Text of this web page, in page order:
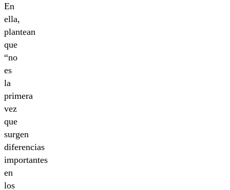
En
ella,
plantean
que
“no
es
la
primera
vez
que
surgen
diferencias
importantes
en
los